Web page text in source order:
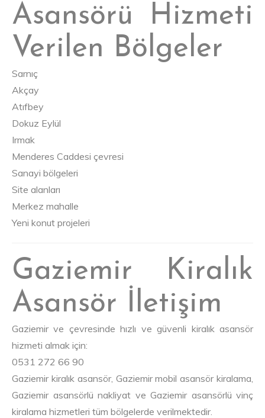
Asansörü Hizmeti
Verilen Bölgeler
Sarnıç
Akçay
Atıfbey
Dokuz Eylül
Irmak
Menderes Caddesi çevresi
Sanayi bölgeleri
Site alanları
Merkez mahalle
Yeni konut projeleri
Gaziemir Kiralık
Asansör İletişim
Gaziemir ve çevresinde hızlı ve güvenli kiralık asansör
hizmeti almak için:
0531 272 66 90
Gaziemir kiralık asansör, Gaziemir mobil asansör kiralama,
Gaziemir asansörlü nakliyat ve Gaziemir asansörlü vinç
kiralama hizmetleri tüm bölgelerde verilmektedir.